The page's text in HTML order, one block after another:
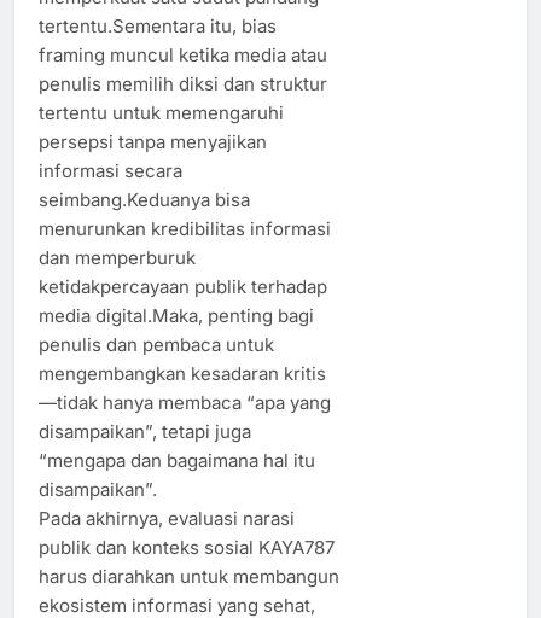
tertentu.Sementara itu, bias
framing muncul ketika media atau
penulis memilih diksi dan struktur
tertentu untuk memengaruhi
persepsi tanpa menyajikan
informasi secara
seimbang.Keduanya bisa
menurunkan kredibilitas informasi
dan memperburuk
ketidakpercayaan publik terhadap
media digital.Maka, penting bagi
penulis dan pembaca untuk
mengembangkan kesadaran kritis
—tidak hanya membaca “apa yang
disampaikan”, tetapi juga
“mengapa dan bagaimana hal itu
disampaikan”.
Pada akhirnya, evaluasi narasi
publik dan konteks sosial KAYA787
harus diarahkan untuk membangun
ekosistem informasi yang sehat,